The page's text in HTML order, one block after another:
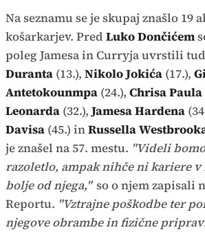
Na seznamu se je skupaj znašlo 19
košarkarjev. Pred Luko Dončićem
poleg Jamesa in Curryja uvrstili
Duranta (13.), Nikolo Jokića (17.),
Antetokounmpa (24.), Chrisa Paula
Leonarda (32.),Jamesa Hardena
Davisa (45.) inRussella
je znašel na 57. mestu. "Videli
razoletlo, ampak nihče ni kariere v
bolje od njega," so o njem zapisali
Reportu. "Vztrajne poškodbe ter
njegove obrambe in fizične